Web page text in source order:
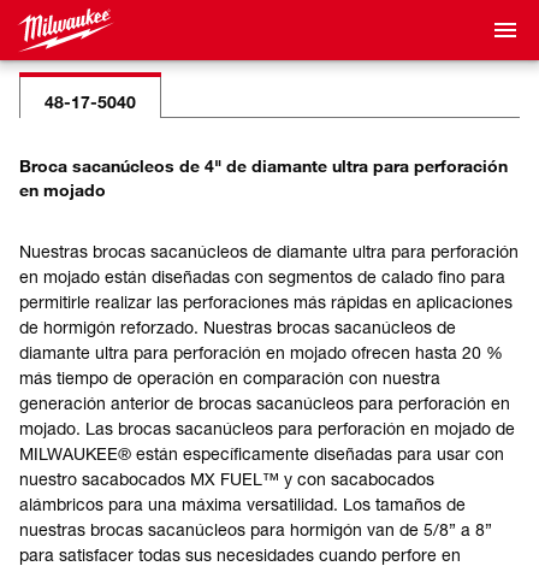
48-17-5040
Broca sacanúcleos de 4" de diamante ultra para perforación
en mojado
Nuestras brocas sacanúcleos de diamante ultra para perforación
en mojado están diseñadas con segmentos de calado fino para
permitirle realizar las perforaciones más rápidas en aplicaciones
de hormigón reforzado. Nuestras brocas sacanúcleos de
diamante ultra para perforación en mojado ofrecen hasta 20 %
más tiempo de operación en comparación con nuestra
generación anterior de brocas sacanúcleos para perforación en
mojado. Las brocas sacanúcleos para perforación en mojado de
MILWAUKEE® están específicamente diseñadas para usar con
nuestro sacabocados MX FUEL™ y con sacabocados
alámbricos para una máxima versatilidad. Los tamaños de
nuestras brocas sacanúcleos para hormigón van de 5/8” a 8”
para satisfacer todas sus necesidades cuando perfore en